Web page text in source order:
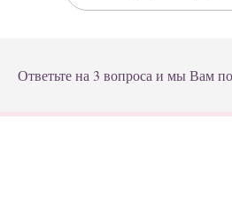
Ответьте на 3 вопроса и мы Вам